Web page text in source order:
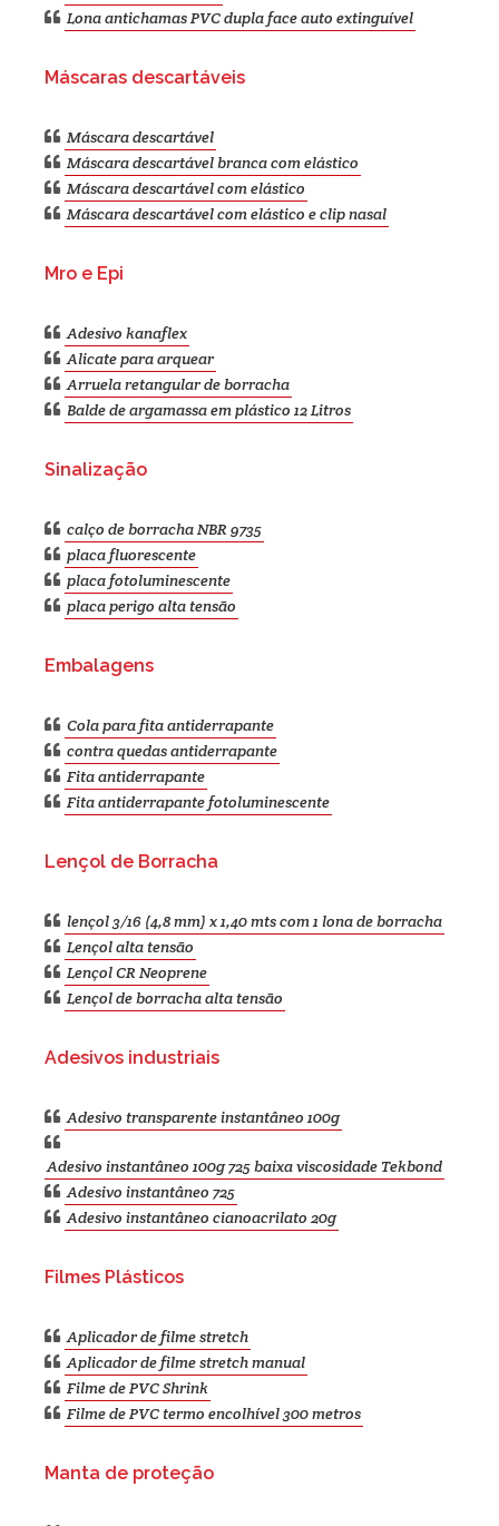
Lona antichamas PVC
Lona antichamas PVC dupla face auto extinguível
Máscara descartável
Máscara descartável branca com elástico
Máscara descartável com elástico
Máscara descartável com elástico e clip nasal
Adesivo kanaflex
Alicate para arquear
Arruela retangular de borracha
Balde de argamassa em plástico 12 Litros
calço de borracha NBR 9735
placa fluorescente
placa fotoluminescente
placa perigo alta tensão
Cola para fita antiderrapante
contra quedas antiderrapante
Fita antiderrapante
Fita antiderrapante fotoluminescente
lençol 3/16 (4,8 mm) x 1,40 mts com 1 lona de borracha
Lençol alta tensão
Lençol CR Neoprene
Lençol de borracha alta tensão
Adesivo transparente instantâneo 100g
Adesivo instantâneo 100g 725 baixa viscosidade Tekbond
Adesivo instantâneo 725
Adesivo instantâneo cianoacrilato 20g
Aplicador de filme stretch
Aplicador de filme stretch manual
Filme de PVC Shrink
Filme de PVC termo encolhível 300 metros